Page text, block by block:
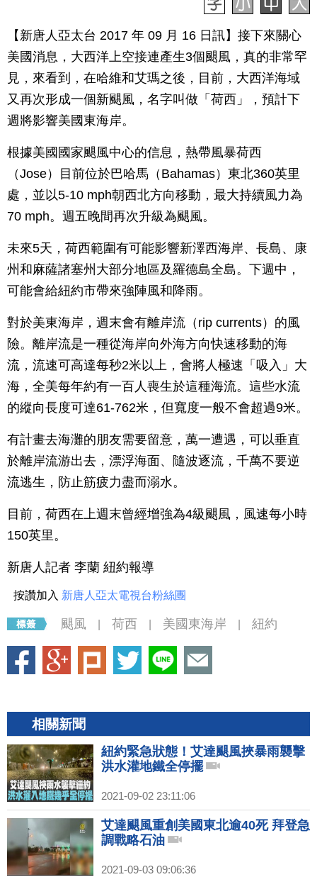
【新唐人亞太台 2017 年 09 月 16 日訊】接下來關心
美國消息，大西洋上空接連產生3個颶風，真的非常罕
見，來看到，在哈維和艾瑪之後，目前，大西洋海域
又再次形成一個新颶風，名字叫做「荷西」，預計下
週將影響美國東海岸。
根據美國國家颶風中心的信息，熱帶風暴荷西
（Jose）目前位於巴哈馬（Bahamas）東北360英里
處，並以5-10 mph朝西北方向移動，最大持續風力為
70 mph。週五晚間再次升級為颶風。
未來5天，荷西範圍有可能影響新澤西海岸、長島、康
州和麻薩諸塞州大部分地區及羅德島全島。下週中，
可能會給紐約市帶來強陣風和降雨。
對於美東海岸，週末會有離岸流（rip currents）的風
險。離岸流是一種從海岸向外海方向快速移動的海
流，流速可高達每秒2米以上，會將人極速「吸入」大
海，全美每年約有一百人喪生於這種海流。這些水流
的縱向長度可達61-762米，但寬度一般不會超過9米。
有計畫去海灘的朋友需要留意，萬一遭遇，可以垂直
於離岸流游出去，漂浮海面、隨波逐流，千萬不要逆
流逃生，防止筋疲力盡而溺水。
目前，荷西在上週末曾經增強為4級颶風，風速每小時
150英里。
新唐人記者 李蘭 紐約報導
按讚加入 新唐人亞太電視台粉絲團
颶風 荷西 美國東海岸 紐約
相關新聞
紐約緊急狀態！艾達颶風挾暴雨襲擊
洪水灌地鐵全停擺
2021-09-02 23:11:06
艾達颶風重創美國東北逾40死 拜登急
調戰略石油
2021-09-03 09:06:36